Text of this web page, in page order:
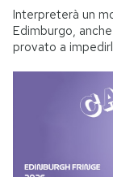
Interpreterà un
Edimburgo,
provato a